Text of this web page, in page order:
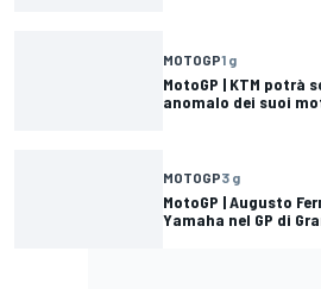
MOTOGP1 g
MotoGP | KTM
anomalo dei suoi
MOTOGP3 g
MotoGP | Augusto
Yamaha nel GP di